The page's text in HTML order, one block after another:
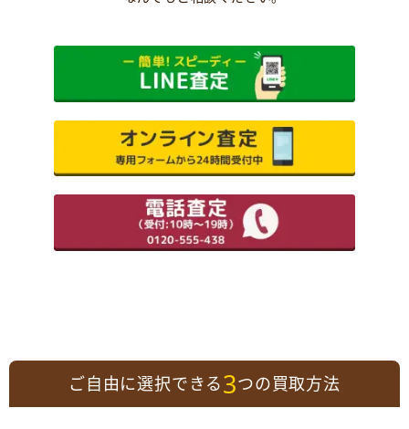
ご自由に選択できる3つの買取方法